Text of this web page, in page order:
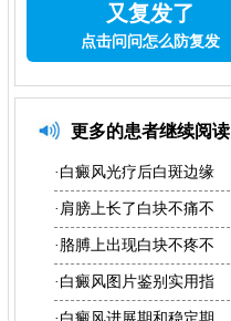
又复发了
点击问问怎么防复发
更多的患者继续阅读
·白癜风光疗后白斑边缘
·肩膀上长了白块不痛不
·胳膊上出现白块不疼不
·白癜风图片鉴别实用指